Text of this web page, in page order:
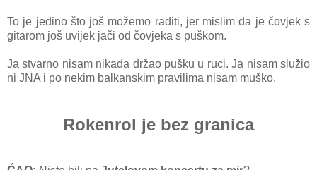
To je jedino što još možemo raditi, jer mislim da je čovjek s
gitarom još uvijek jači od čovjeka s puškom.
Ja stvarno nisam nikada držao pušku u ruci. Ja nisam služio
ni JNA i po nekim balkanskim pravilima nisam muško.
Rokenrol je bez granica